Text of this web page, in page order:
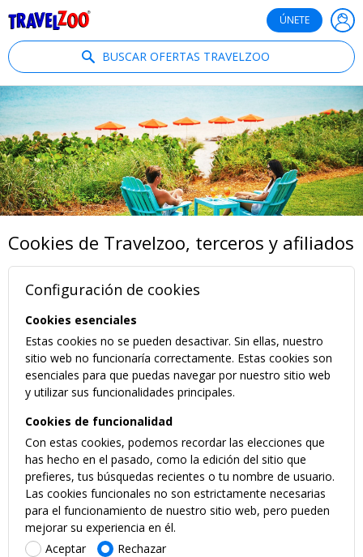
ÚNETE
BUSCAR OFERTAS TRAVELZOO
Cookies de Travelzoo, terceros y afiliados
Configuración de cookies
Cookies esenciales
Estas cookies no se pueden desactivar. Sin ellas, nuestro
sitio web no funcionaría correctamente. Estas cookies son
esenciales para que puedas navegar por nuestro sitio web
y utilizar sus funcionalidades principales.
Cookies de funcionalidad
Con estas cookies, podemos recordar las elecciones que
has hecho en el pasado, como la edición del sitio que
prefieres, tus búsquedas recientes o tu nombre de usuario.
Las cookies funcionales no son estrictamente necesarias
para el funcionamiento de nuestro sitio web, pero pueden
mejorar su experiencia en él.
Aceptar
Rechazar